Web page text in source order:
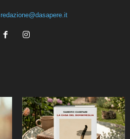
redazione@dasapere.it